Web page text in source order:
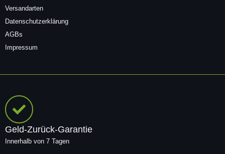
Versandarten
Datenschutzerklärung
AGBs
Impressum
Geld-Zurück-Garantie
Innerhalb von 7 Tagen